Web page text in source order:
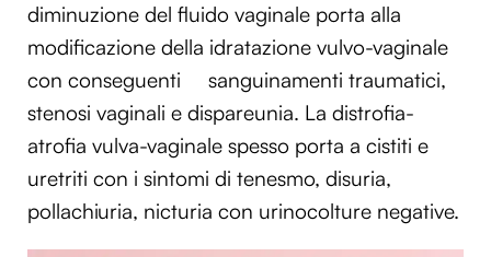
diminuzione del fluido vaginale porta alla
modificazione della idratazione vulvo-vaginale
con conseguenti
sanguinamenti traumatici,
stenosi vaginali e dispareunia. La distrofia-
atrofia vulva-vaginale spesso porta a cistiti e
uretriti con i sintomi di tenesmo, disuria,
pollachiuria, nicturia con urinocolture negative.